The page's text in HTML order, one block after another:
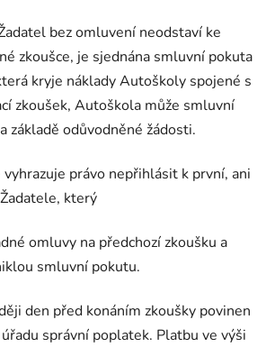
bez omluvení neodstaví ke
zkoušce, je sjednána smluvní pokuta
kryje náklady Autoškoly spojené s
zkoušek, Autoškola může smluvní
základě odůvodněné žádosti.
právo nepřihlásit k první, ani
který
omluvy na předchozí zkoušku a
smluvní pokutu.
den před konáním zkoušky povinen
správní poplatek. Platbu ve výši